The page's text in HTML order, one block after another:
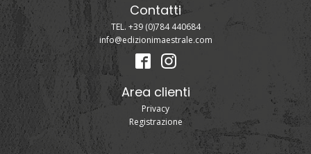
Contatti
TEL. +39 (0)784 440684
info@edizionimaestrale.com
Area clienti
Privacy
Registrazione